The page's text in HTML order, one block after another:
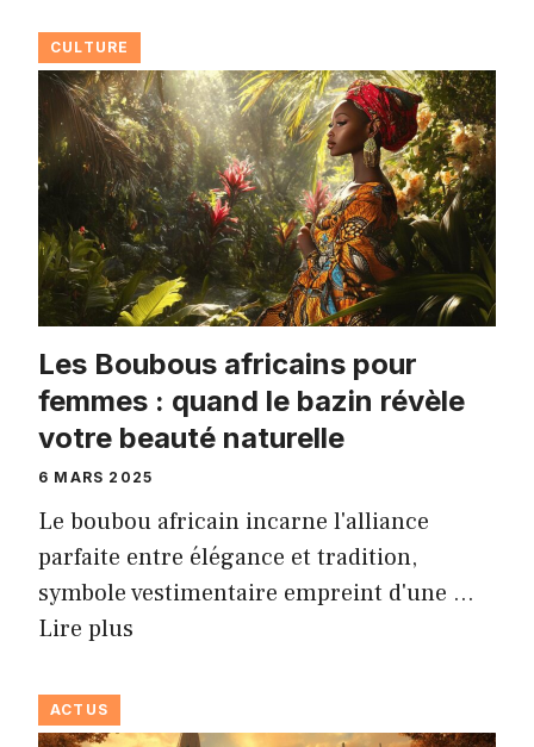
CULTURE
Les Boubous africains pour
femmes : quand le bazin révèle
votre beauté naturelle
6 MARS 2025
Le boubou africain incarne l'alliance
parfaite entre élégance et tradition,
symbole vestimentaire empreint d'une …
Lire plus
ACTUS